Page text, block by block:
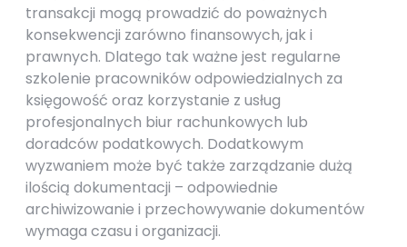
transakcji mogą prowadzić do poważnych
konsekwencji zarówno finansowych, jak i
prawnych. Dlatego tak ważne jest regularne
szkolenie pracowników odpowiedzialnych za
księgowość oraz korzystanie z usług
profesjonalnych biur rachunkowych lub
doradców podatkowych. Dodatkowym
wyzwaniem może być także zarządzanie dużą
ilością dokumentacji – odpowiednie
archiwizowanie i przechowywanie dokumentów
wymaga czasu i organizacji.